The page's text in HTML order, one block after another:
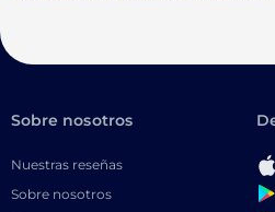
Sobre nosotros
Nuestras reseñas
Sobre nosotros